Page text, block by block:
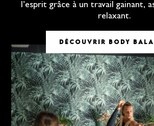
l’esprit grâce à un travail gainant,
relaxant.
DÉCOUVRIR BODY